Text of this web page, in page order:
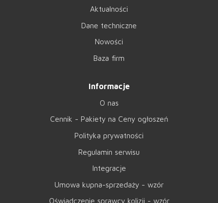
Aktualności
Dane techniczne
Nowości
Baza firm
Informacje
O nas
Cennik - Pakiety na Ceny ogłoszeń
Polityka prywatności
Regulamin serwisu
Integracje
Umowa kupna-sprzedaży - wzór
Oświadczenie sprawcy kolizji - wzór